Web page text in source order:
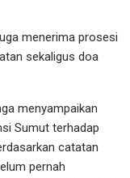
menerima prosesi
sekaligus doa
menyampaikan
Sumut terhadap
catatan
pernah